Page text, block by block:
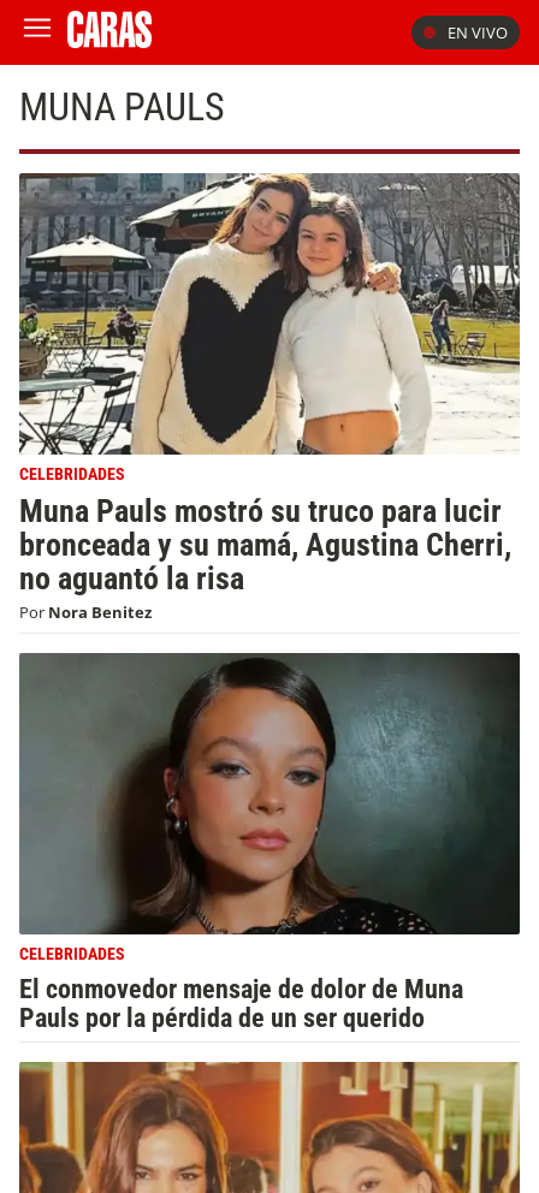
EN VIVO
MUNA PAULS
CELEBRIDADES
Muna Pauls mostró su truco para lucir
bronceada y su mamá, Agustina Cherri,
no aguantó la risa
Por Nora Benitez
CELEBRIDADES
El conmovedor mensaje de dolor de Muna
Pauls por la pérdida de un ser querido